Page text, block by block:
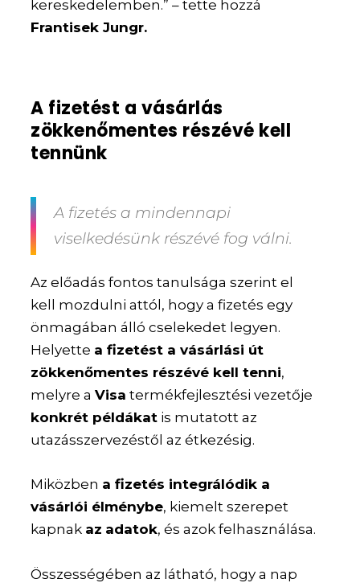
kereskedelemben.” – tette hozzá
Frantisek Jungr.
A fizetést a vásárlás
zökkenőmentes részévé kell
tennünk
A fizetés a mindennapi
viselkedésünk részévé fog válni.
Az előadás fontos tanulsága szerint el
kell mozdulni attól, hogy a fizetés egy
önmagában álló cselekedet legyen.
Helyette a fizetést a vásárlási út
zökkenőmentes részévé kell tenni,
melyre aVisa termékfejlesztési vezetője
konkrét példákat is mutatott az
utazásszervezéstől az étkezésig.
Miközben a fizetés integrálódik a
vásárlói élménybe, kiemelt szerepet
kapnak az adatok, és azok felhasználása.
Összességében az látható, hogy a nap